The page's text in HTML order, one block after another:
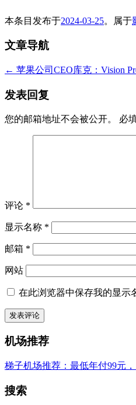
本条目发布于2024-03-25。属于
文章导航
← 苹果公司CEO库克：Vision
发表回复
您的邮箱地址不会被公开。 必
评论 *
显示名称 *
邮箱 *
网站
在此浏览器中保存我的显示
机场推荐
梯子机场推荐：最低年付99元，
搜索